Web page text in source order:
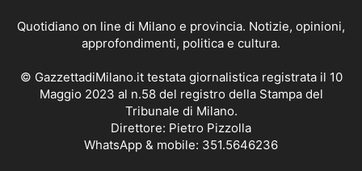
Quotidiano on line di Milano e provincia. Notizie, opinioni,
approfondimenti, politica e cultura.
© GazzettadiMilano.it testata giornalistica registrata il 10
Maggio 2023 al n.58 del registro della Stampa del
Tribunale di Milano.
Direttore: Pietro Pizzolla
WhatsApp & mobile: 351.5646236